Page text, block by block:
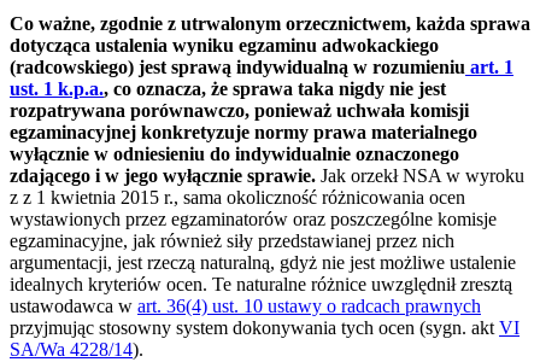
Co ważne, zgodnie z utrwalonym orzecznictwem, każda sprawa
dotycząca ustalenia wyniku egzaminu adwokackiego
(radcowskiego) jest sprawą indywidualną w rozumieniu art. 1
ust. 1 k.p.a., co oznacza, że sprawa taka nigdy nie jest
rozpatrywana porównawczo, ponieważ uchwała komisji
egzaminacyjnej konkretyzuje normy prawa materialnego
wyłącznie w odniesieniu do indywidualnie oznaczonego
zdającego i w jego wyłącznie sprawie. Jak orzekł NSA w wyroku
z z 1 kwietnia 2015 r., sama okoliczność różnicowania ocen
wystawionych przez egzaminatorów oraz poszczególne komisje
egzaminacyjne, jak również siły przedstawianej przez nich
argumentacji, jest rzeczą naturalną, gdyż nie jest możliwe ustalenie
idealnych kryteriów ocen. Te naturalne różnice uwzględnił zresztą
ustawodawca w art. 36(4) ust. 10 ustawy o radcach prawnych
przyjmując stosowny system dokonywania tych ocen (sygn. akt VI
SA/Wa 4228/14).